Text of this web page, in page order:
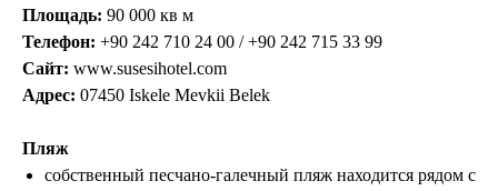
Площадь: 90 000 кв м
Телефон: +90 242 710 24 00 / +90 242 715 33 99
Сайт: www.susesihotel.com
Адрес: 07450 Iskele Mevkii Belek
Пляж
собственный песчано-галечный пляж находится рядом с